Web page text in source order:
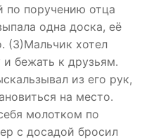
по поручению отца
одна доска, её
(3)Мальчик хотел
и бежать к друзьям.
из его рук,
на место.
молотком по
с досадой бросил